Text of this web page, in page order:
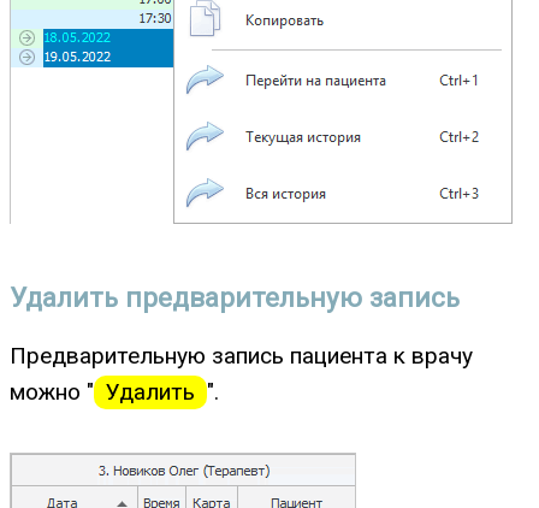
Удалить предварительную запись
Предварительную запись пациента к врачу
можно " Удалить ".